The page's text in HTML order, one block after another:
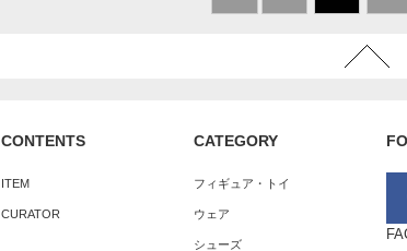
CONTENTS
ITEM
CURATOR
CATEGORY
フィギュア・トイ
ウェア
シューズ